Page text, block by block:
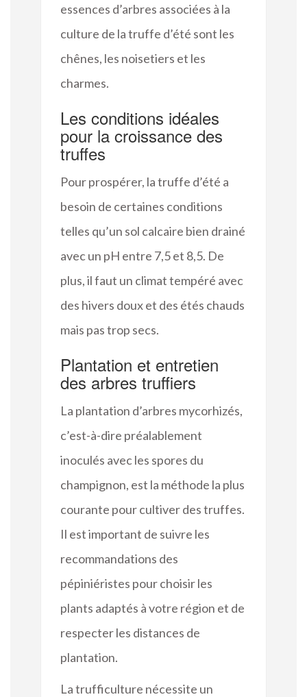
essences d’arbres associées à la
culture de la truffe d’été sont les
chênes, les noisetiers et les
charmes.
Les conditions idéales
pour la croissance des
truffes
Pour prospérer, la truffe d’été a
besoin de certaines conditions
telles qu’un sol calcaire bien drainé
avec un pH entre 7,5 et 8,5. De
plus, il faut un climat tempéré avec
des hivers doux et des étés chauds
mais pas trop secs.
Plantation et entretien
des arbres truffiers
La plantation d’arbres mycorhizés,
c’est-à-dire préalablement
inoculés avec les spores du
champignon, est la méthode la plus
courante pour cultiver des truffes.
Il est important de suivre les
recommandations des
pépiniéristes pour choisir les
plants adaptés à votre région et de
respecter les distances de
plantation.
La trufficulture nécessite un